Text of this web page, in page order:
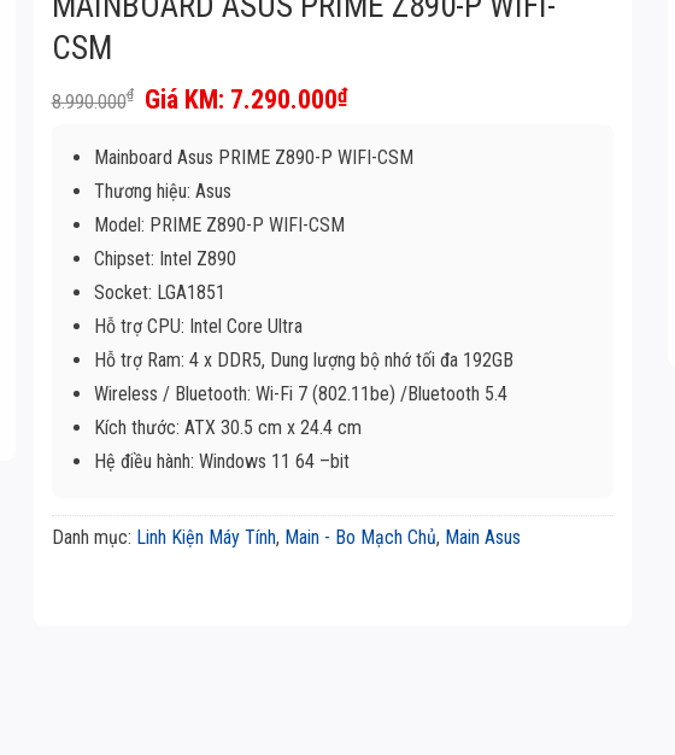
CSM
8.990.000₫
Giá
gốc
8.990.000₫.
7.290.000₫Giá
là:
Mainboard Asus PRIME Z890-P WIFI-CSM
Thương hiệu: Asus
Model: PRIME Z890-P WIFI-CSM
Chipset: Intel Z890
Socket: LGA1851
Hỗ trợ CPU: Intel Core Ultra
Hỗ trợ Ram: 4 x DDR5, Dung lượng bộ nhớ tối đa 192GB
Wireless / Bluetooth: Wi-Fi 7 (802.11be) /Bluetooth 5.4
Kích thước: ATX 30.5 cm x 24.4 cm
Hệ điều hành: Windows 11 64 –bit
Danh mục: Linh Kiện Máy Tính, Main - Bo Mạch Chủ, Main Asus